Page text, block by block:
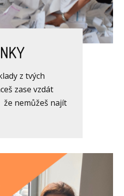
z tvých
zase vzdát
nemůžeš najít